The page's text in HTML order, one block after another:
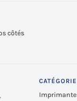
côtés